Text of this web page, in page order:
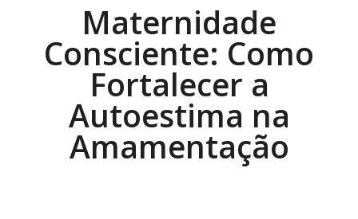
Maternidade
Consciente: Como
Fortalecer a
Autoestima na
Amamentação